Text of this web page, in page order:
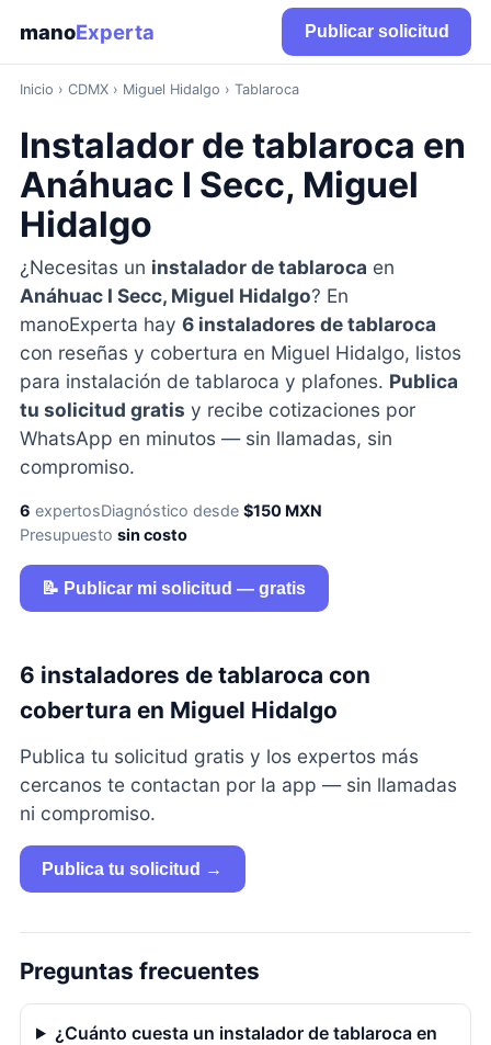
manoExperta Publicar solicitud
Inicio › CDMX› Miguel Hidalgo › Tablaroca
Instalador de tablaroca en
Anáhuac I Secc, Miguel
Hidalgo
¿Necesitas un instalador de tablaroca en
Anáhuac I Secc, Miguel Hidalgo? En
manoExperta hay 6 instaladores de tablaroca
con reseñas y cobertura en Miguel Hidalgo, listos
para instalación de tablaroca y plafones. Publica
tu solicitud gratis y recibe cotizaciones por
WhatsApp en minutos — sin llamadas, sin
compromiso.
6 expertosDiagnóstico desde $150 MXN
Presupuesto sin costo
📝 Publicar mi solicitud — gratis
6 instaladores de tablaroca con
cobertura en Miguel Hidalgo
Publica tu solicitud gratis y los expertos más
cercanos te contactan por la app — sin llamadas
ni compromiso.
Publica tu solicitud →
Preguntas frecuentes
¿Cuánto cuesta un instalador de tablaroca en